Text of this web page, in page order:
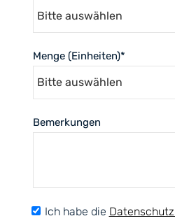
Menge (Einheiten)*
Bemerkungen
Ich habe die